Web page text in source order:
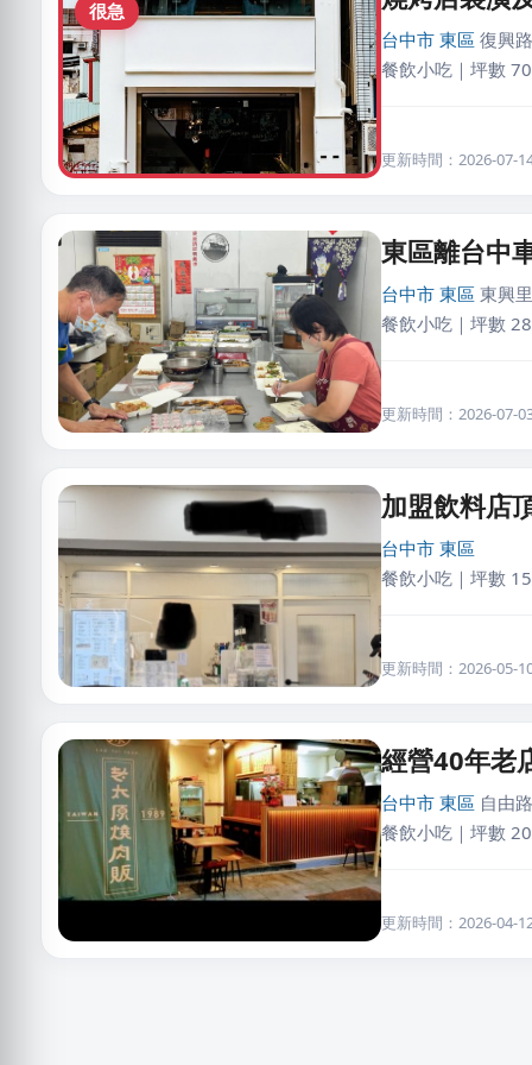
很急
台中市 東區 復興
餐飲小吃｜坪數
更新時間：2026-07-
東區離台中
台中市 東區 東興
餐飲小吃｜坪數
更新時間：2026-07-
加盟飲料店
台中市 東區
餐飲小吃｜坪數
更新時間：2026-05-
經營40年老
台中市 東區 自由
餐飲小吃｜坪數
更新時間：2026-04-